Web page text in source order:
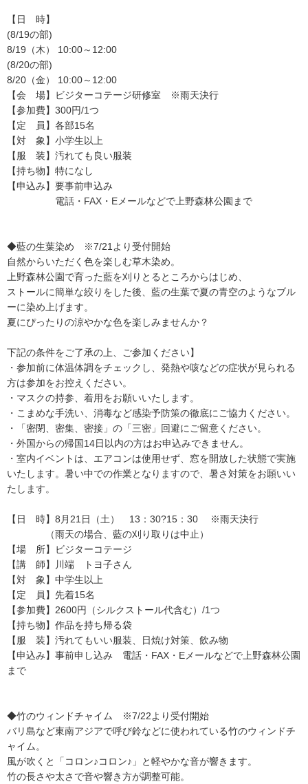
【日 時】
(8/19の部)
8/19（木） 10:00～12:00
(8/20の部)
8/20（金） 10:00～12:00
【会 場】ビジターコテージ研修室 ※雨天決行
【参加費】300円/1つ
【定 員】各部15名
【対 象】小学生以上
【服 装】汚れても良い服装
【持ち物】特になし
【申込み】要事前申込み
電話・FAX・Eメールなどで上野森林公園まで
◆藍の生葉染め ※7/21より受付開始
自然からいただく色を楽しむ草木染め。
上野森林公園で育った藍を刈りとるところからはじめ、
ストールに簡単な絞りをした後、藍の生葉で夏の青空のようなブル
ーに染め上げます。
夏にぴったりの涼やかな色を楽しみませんか？
下記の条件をご了承の上、ご参加ください】
・参加前に体温体調をチェックし、発熱や咳などの症状が見られる
方は参加をお控えください。
・マスクの持参、着用をお願いいたします。
・こまめな手洗い、消毒など感染予防策の徹底にご協力ください。
・「密閉、密集、密接」の「三密」回避にご留意ください。
・外国からの帰国14日以内の方はお申込みできません。
・室内イベントは、エアコンは使用せず、窓を開放した状態で実施
いたします。暑い中での作業となりますので、暑さ対策をお願いい
たします。
【日 時】8月21日（土） 13：30?15：30 ※雨天決行
（雨天の場合、藍の刈り取りは中止）
【場 所】ビジターコテージ
【講 師】川端 トヨ子さん
【対 象】中学生以上
【定 員】先着15名
【参加費】2600円（シルクストール代含む）/1つ
【持ち物】作品を持ち帰る袋
【服 装】汚れてもいい服装、日焼け対策、飲み物
【申込み】事前申し込み 電話・FAX・Eメールなどで上野森林公園
まで
◆竹のウィンドチャイム ※7/22より受付開始
バリ島など東南アジアで呼び鈴などに使われている竹のウィンドチ
ャイム。
風が吹くと「コロン♪コロン♪」と軽やかな音が響きます。
竹の長さや太さで音や響き方が調整可能。